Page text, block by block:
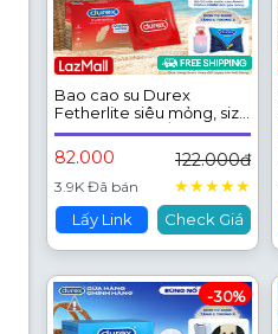
Bao cao su Durex
Fetherlite siêu mỏng, size
52.5mm, 3 bao/hộp
82.000 122.000đ
3.9K Đã bán ★★★★★
Lấy Link Check Giá
-30%